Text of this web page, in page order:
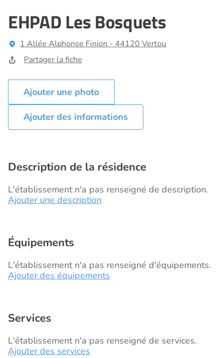
EHPAD Les Bosquets
1 Allée Alphonse Finion - 44120 Vertou
Partager la fiche
Ajouter des informations
Description de la résidence
L'établissement n'a pas renseigné de description.
Ajouter une description
Équipements
L'établissement n'a pas renseigné d'équipements.
Ajouter des équipements
Services
L'établissement n'a pas renseigné de services.
Ajouter des services